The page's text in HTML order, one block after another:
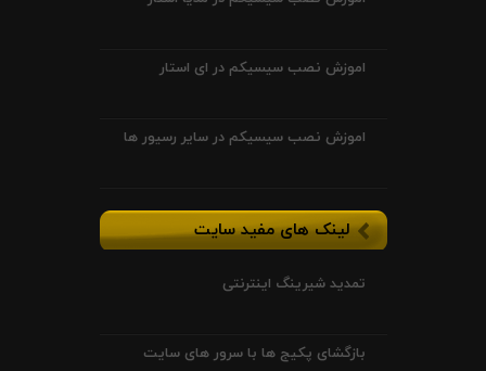
اموزش نصب سیسیکم در ای استار
اموزش نصب سیسیکم در سایر رسیور ها
لینک های مفید سایت
تمدید شیرینگ اینترنتی
بازگشای پکیج ها با سرور های سایت